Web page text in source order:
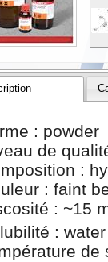
: powder
de
:
: faint
: ~15
:
de